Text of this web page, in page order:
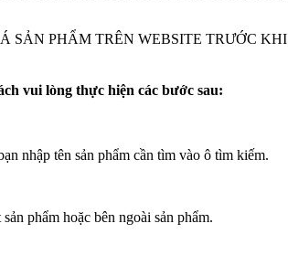
SẢN PHẨM TRÊN WEBSITE TRƯỚC
vui lòng thực hiện các bước sau:
nhập tên sản phẩm cần tìm vào ô tìm kiếm.
phẩm hoặc bên ngoài sản phẩm.